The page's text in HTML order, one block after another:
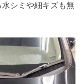
シミや細キズも無